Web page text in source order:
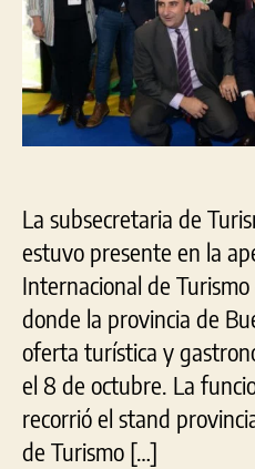
La subsecretaria de
estuvo presente en la
Internacional de
donde la provincia de
oferta turística y
el 8 de octubre. La
recorrió el stand
de Turismo […]